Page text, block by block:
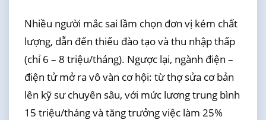
Nhiều người mắc sai lầm chọn đơn vị kém chất
lượng, dẫn đến thiếu đào tạo và thu nhập thấp
(chỉ 6 – 8 triệu/tháng). Ngược lại, ngành điện –
điện tử mở ra vô vàn cơ hội: từ thợ sửa cơ bản
lên kỹ sư chuyên sâu, với mức lương trung bình
15 triệu/tháng và tăng trưởng việc làm 25%